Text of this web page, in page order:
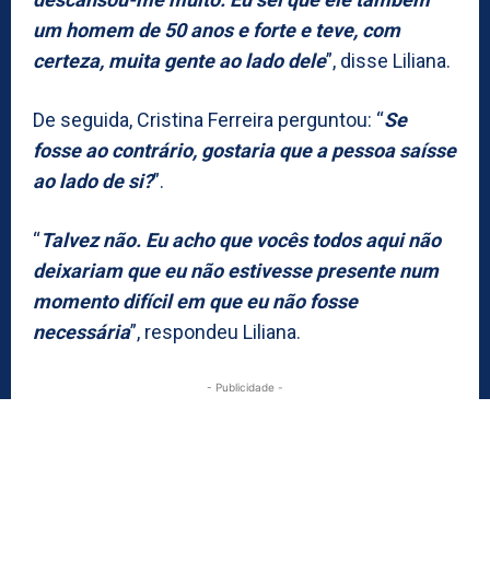
um homem de 50 anos e forte e teve, com
certeza, muita gente ao lado dele”, disse Liliana.
De seguida, Cristina Ferreira perguntou: “Se
fosse ao contrário, gostaria que a pessoa saísse
ao lado de si?”.
“Talvez não. Eu acho que vocês todos aqui não
deixariam que eu não estivesse presente num
momento difícil em que eu não fosse
necessária”, respondeu Liliana.
- Publicidade -